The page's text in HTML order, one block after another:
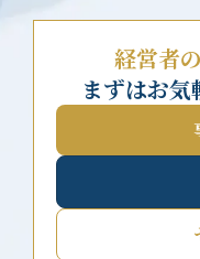
経営者
まずはお気